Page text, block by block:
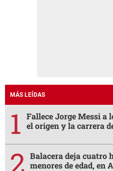
MÁS LEÍDAS
Fallece Jorge Messi a
el origen y la carrera
Balacera deja cuatro
menores de edad, en